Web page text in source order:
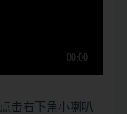
击右下角小喇叭